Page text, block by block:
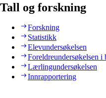
Tall og forskning
Forskning
Statistikk
Elevundersøkelsen
Foreldreundersøkelsen i
Lærlingundersøkelsen
Innrapportering